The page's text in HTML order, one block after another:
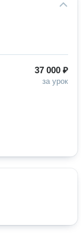
37 000 ₽
за урок